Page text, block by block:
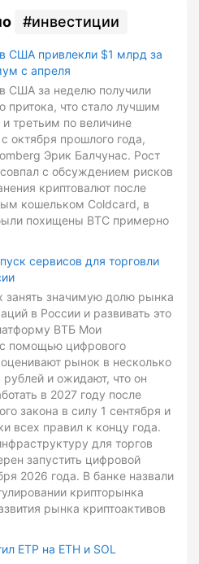
инвестиции
США привлекли $1 млрд за
с апреля
США за неделю получили
притока, что стало лучшим
третьим по величине
октября прошлого года,
Эрик Балчунас. Рост
с обсуждением рисков
криптовалют после
кошельком Coldcard, в
похищены BTC примерно
сервисов для торговли
занять значимую долю рынка
в России и развивать это
ВТБ Мои
помощью цифрового
рынок в несколько
и ожидают, что он
в 2027 году после
закона в силу 1 сентября и
всех правил к концу года.
для торгов
запустить цифровой
2026 года. В банке назвали
крипторынка
рынка криптоактивов
ETP на ETH и SOL